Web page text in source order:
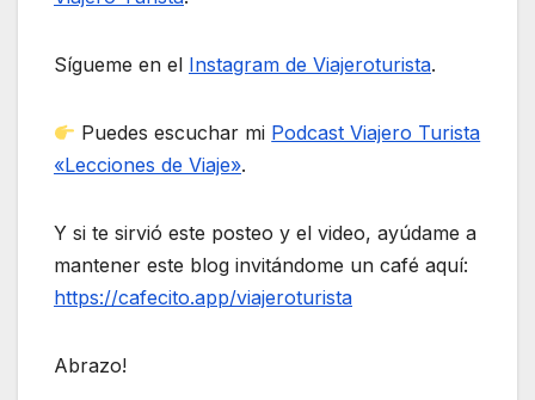
Sígueme en el Instagram de Viajeroturista.
Puedes escuchar mi Podcast Viajero Turista
«Lecciones de Viaje».
Y si te sirvió este posteo y el video, ayúdame a
mantener este blog invitándome un café aquí:
https://cafecito.app/viajeroturista
Abrazo!